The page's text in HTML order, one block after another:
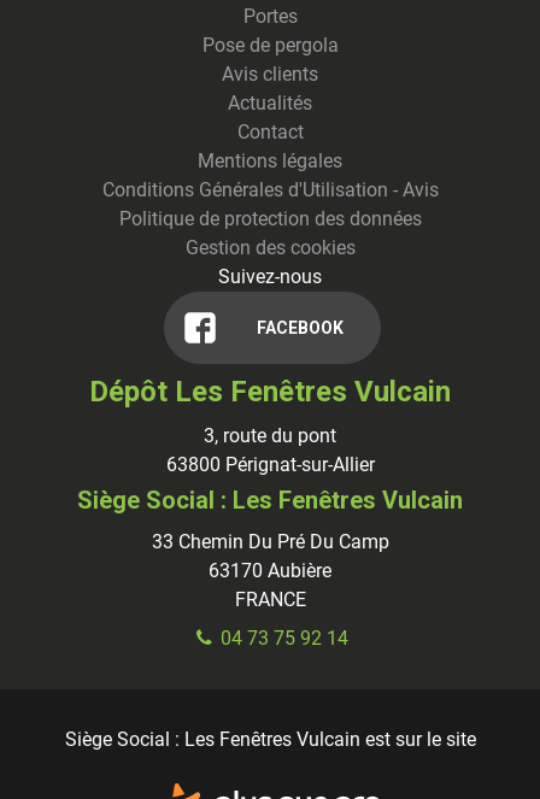
Portes
Pose de pergola
Avis clients
Actualités
Contact
Mentions légales
Conditions Générales d'Utilisation - Avis
Politique de protection des données
Gestion des cookies
Suivez-nous
FACEBOOK
Dépôt Les Fenêtres Vulcain
3, route du pont
63800 Pérignat-sur-Allier
Siège Social : Les Fenêtres Vulcain
33 Chemin Du Pré Du Camp
63170 Aubière
FRANCE
04 73 75 92 14
Siège Social : Les Fenêtres Vulcain est sur le site